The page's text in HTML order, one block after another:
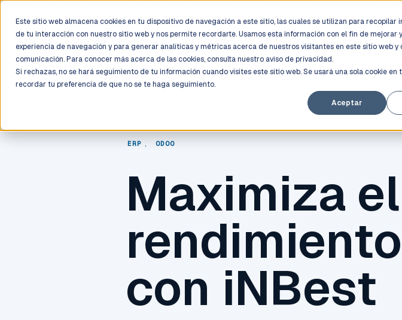
Este sitio web almacena cookies en tu dispositivo de navegación a este sitio, las cuales se utilizan para recopilar
de tu interacción con nuestro sitio web y nos permite recordarte. Usamos esta información con el fin de mejorar
experiencia de navegación y para generar analíticas y métricas acerca de nuestros visitantes en este sitio web y
comunicación. Para conocer más acerca de las cookies, consulta nuestro aviso de privacidad.
Si rechazas, no se hará seguimiento de tu información cuando visites este sitio web. Se usará una sola cookie en
recordar tu preferencia de que no se te haga seguimiento.
Aceptar
Process
ERP ODOO
Maximiza el
con iNBest